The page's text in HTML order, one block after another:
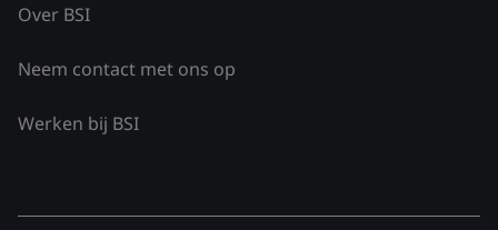
Over BSI
Neem contact met ons op
Werken bij BSI